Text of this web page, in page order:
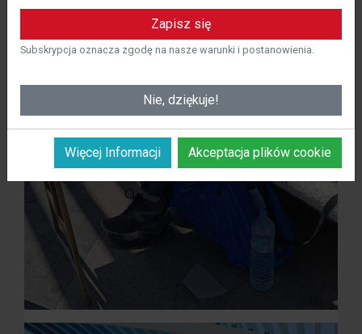
przechowywane na urządzeniu użytkownika podczas
odwiedzania strony internetowej. Te pliki cookie
pozwalają nam rozpoznać użytkownika i zapamiętać jego
naszej witryny.
Więcej Informacji Akceptacja plików cookie
Zapisz się
Subskrypcja oznacza zgodę na nasze warunki i postanowienia.
Nie, dziękuje!